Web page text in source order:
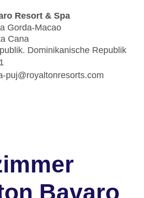
Resort & Spa
Gorda-Macao
Cana
Dominikanische Republik
puj@royaltonresorts.com
Bavaro